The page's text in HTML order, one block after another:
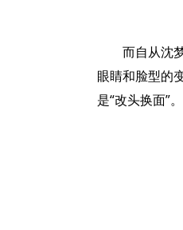
而自从沈
眼睛和脸型的
是“改头换面”。